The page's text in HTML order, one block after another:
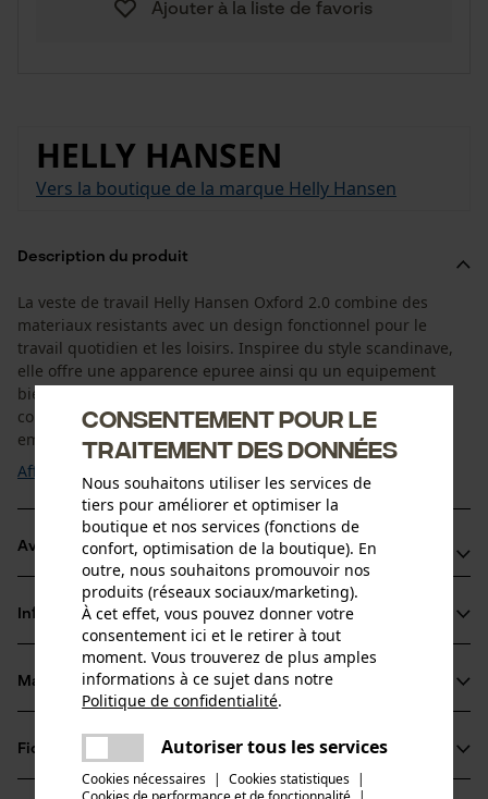
Ajouter à la liste de favoris
HELLY HANSEN
Vers la boutique de la marque Helly Hansen
Description du produit
La veste de travail Helly Hansen Oxford 2.0 combine des
materiaux resistants avec un design fonctionnel pour le
travail quotidien et les loisirs. Inspiree du style scandinave,
elle offre une apparence epuree ainsi qu un equipement
bien pense pour des utilisations polyvalentes. La veste est
concue pour offrir fonctionnalite et flexibilite. Les
empiècements stretch assurent un ajustement ...
Afficher plus
Avantages du produit
Empiècements stretch pour une liberte de mouvement
optimale
Manches preformees et dos allonge pour plus de confort
Epaules sans coutures et fleece au col
Informations sur le produit
Détails du produit
Type de manche
manches longues
Matériau & entretien
Matériau
Fiches techniques
Fiche de données de sécurité du produit (PDF)
Consentement pour le
traitement des données
Nous souhaitons utiliser les services de
tiers pour améliorer et optimiser la
boutique et nos services (fonctions de
confort, optimisation de la boutique). En
outre, nous souhaitons promouvoir nos
produits (réseaux sociaux/marketing).
À cet effet, vous pouvez donner votre
consentement ici et le retirer à tout
moment. Vous trouverez de plus amples
informations à ce sujet dans notre
Politique de confidentialité.
Autoriser tous les services
Cookies nécessaires | Cookies statistiques |
Une erreur s'est produite. Veuillez
essayer encore.
partager
partager